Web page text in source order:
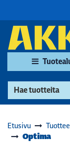
Etusivu
Optima